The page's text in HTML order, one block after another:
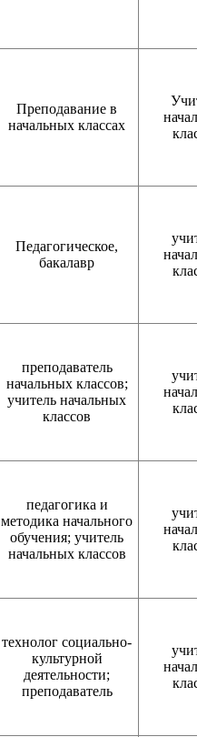
Преподавание в
начальных классах
Педагогическое,
бакалавр
преподаватель
начальных классов;
учитель начальных
классов
педагогика и
методика начального
обучения; учитель
начальных классов
технолог социально-
культурной
деятельности;
преподаватель